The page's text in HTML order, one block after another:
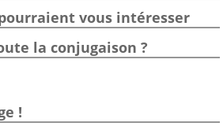
vous intéresser
la conjugaison ?
!